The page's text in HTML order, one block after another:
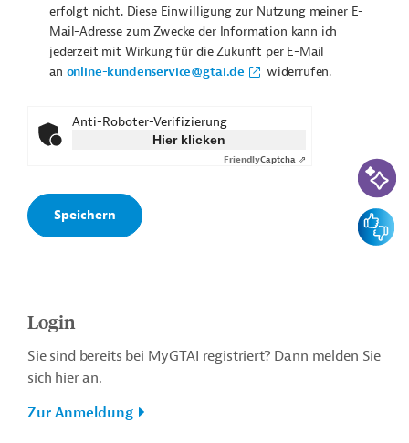
erfolgt nicht. Diese Einwilligung zur Nutzung meiner E-
Mail-Adresse zum Zwecke der Information kann ich
jederzeit mit Wirkung für die Zukunft per E-Mail
an online-kundenservice@gtai.de widerrufen.
Anti-Roboter-Verifizierung
Hier klicken
FriendlyCaptcha ⇗
Login
Sie sind bereits bei MyGTAI registriert? Dann melden Sie
sich hier an.
Zur Anmeldung
KI-